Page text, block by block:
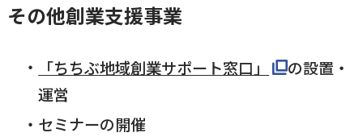
その他創業支援事業
「ちちぶ地域創業サポート窓口」
の設置・
運営
セミナーの開催